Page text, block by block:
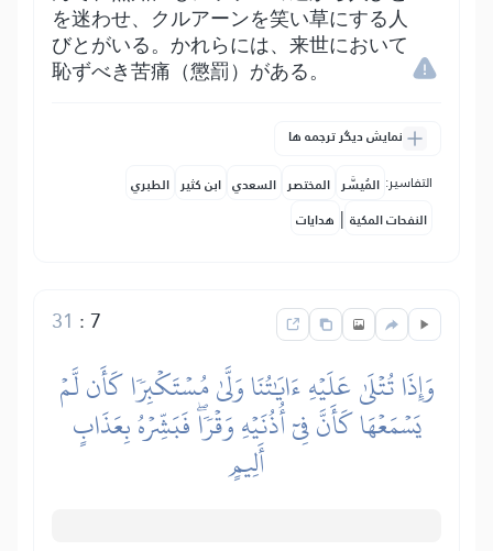
を迷わせ、クルアーンを笑い草にする人
びとがいる。かれらには、来世において
恥ずべき苦痛（懲罰）がある。
نمایش دیگر ترجمه ها
التفاسير: المُيسَّر المختصر السعدي ابن كثير الطبري
النفحات المكية | هدايات
7
:
31
وَإِذَا تُتۡلَىٰ عَلَيۡهِ ءَايَٰتُنَا وَلَّىٰ مُسۡتَكۡبِرٗا كَأَن لَّمۡ
يَسۡمَعۡهَا كَأَنَّ فِيٓ أُذُنَيۡهِ وَقۡرٗاۖ فَبَشِّرۡهُ بِعَذَابٍ
أَلِيمٍ